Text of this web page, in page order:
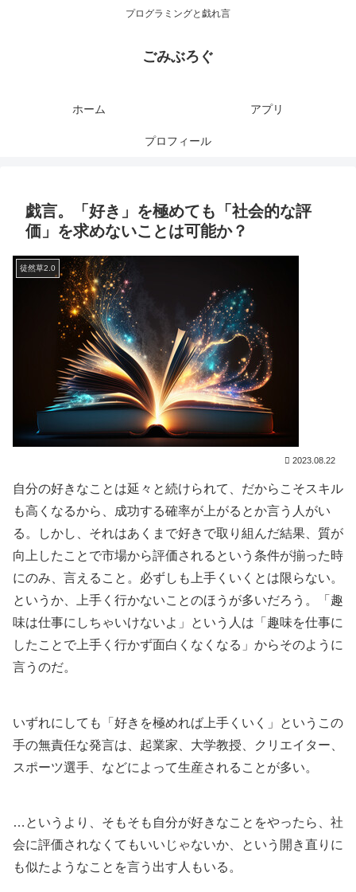
プログラミングと戯れ言
ごみぶろぐ
ホーム アプリ
プロフィール
戯言。「好き」を極めても「社会的な評
価」を求めないことは可能か？
徒然草2.0
2023.08.22
自分の好きなことは延々と続けられて、だからこそスキル
も高くなるから、成功する確率が上がるとか言う人がい
る。しかし、それはあくまで好きで取り組んだ結果、質が
向上したことで市場から評価されるという条件が揃った時
にのみ、言えること。必ずしも上手くいくとは限らない。
というか、上手く行かないことのほうが多いだろう。「趣
味は仕事にしちゃいけないよ」という人は「趣味を仕事に
したことで上手く行かず面白くなくなる」からそのように
言うのだ。
いずれにしても「好きを極めれば上手くいく」というこの
手の無責任な発言は、起業家、大学教授、クリエイター、
スポーツ選手、などによって生産されることが多い。
…というより、そもそも自分が好きなことをやったら、社
会に評価されなくてもいいじゃないか、という開き直りに
も似たようなことを言う出す人もいる。